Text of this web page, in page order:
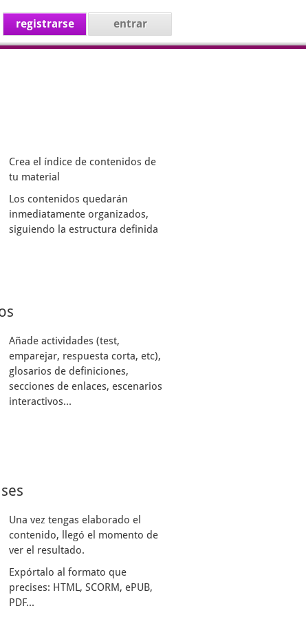
registrarse entrar
Crea el índice de contenidos de
tu material
Los contenidos quedarán
inmediatamente organizados,
siguiendo la estructura definida
Añade actividades (test,
emparejar, respuesta corta, etc),
glosarios de definiciones,
secciones de enlaces, escenarios
interactivos...
Una vez tengas elaborado el
contenido, llegó el momento de
ver el resultado.
Expórtalo al formato que
precises: HTML, SCORM, ePUB,
PDF...